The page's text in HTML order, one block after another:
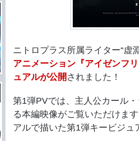
ニトロプラス所属ライター“虚
アニメーション『アイゼンフ
ュアルが公開 されました！
第1弾PVでは、主人公カール
る本編映像がご覧いただけま
アルで描いた第1弾キービジュ